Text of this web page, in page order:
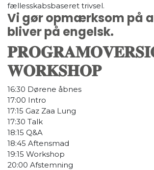
fællesskabsbaseret trivsel.
Vi gør opmærksom på
bliver på engelsk.
𝐖𝐎𝐑𝐊𝐒𝐇𝐎𝐏
16:30 Dørene åbnes
17:00 Intro
17:15 Gaz Zaa Lung
17:30 Talk
18:15 Q&A
18:45 Aftensmad
19:15 Workshop
20:00 Afstemning